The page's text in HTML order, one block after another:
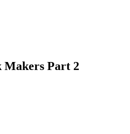
Part 2